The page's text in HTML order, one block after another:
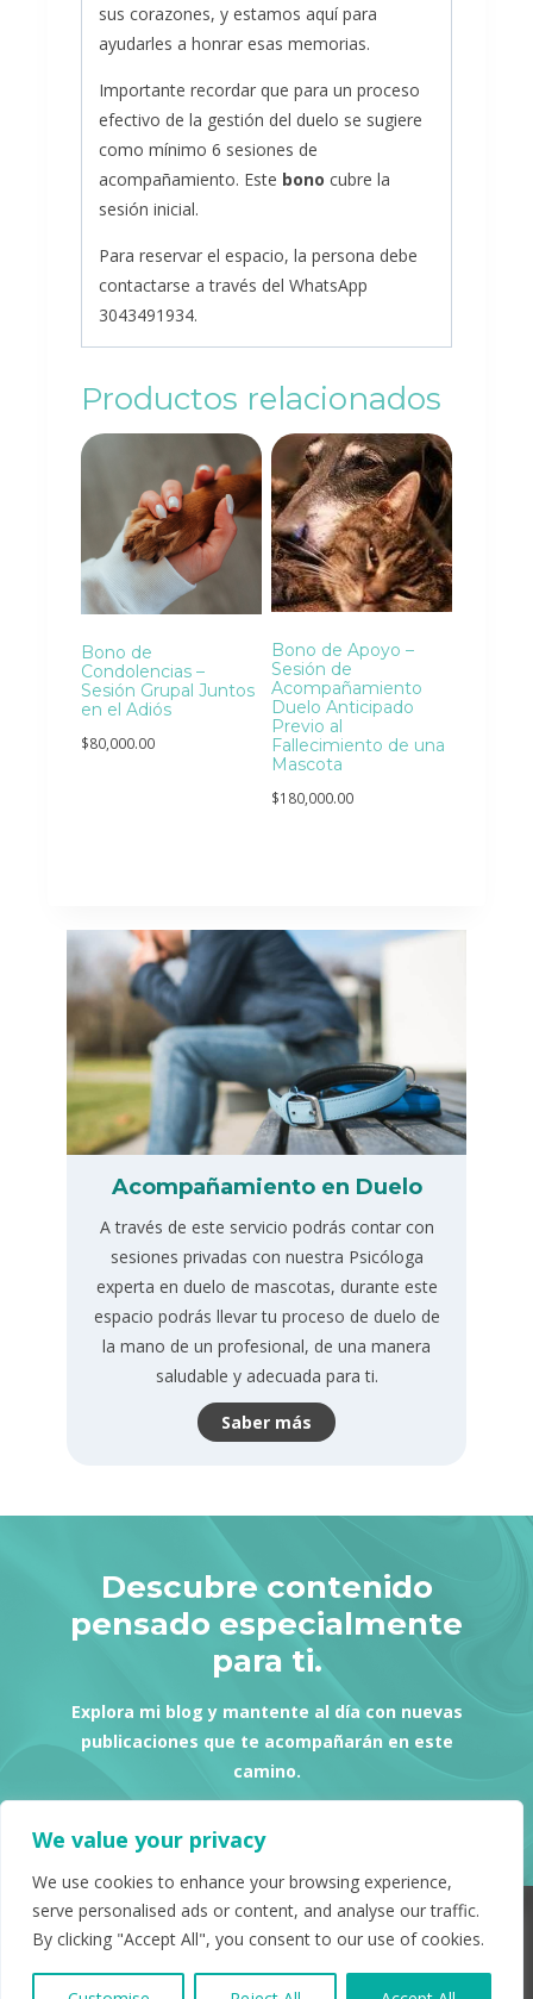
We value your privacy
We use cookies to enhance your browsing experience,
serve personalised ads or content, and analyse our traffic.
By clicking "Accept All", you consent to our use of cookies.
sus corazones, y estamos aquí para
ayudarles a honrar esas memorias.
Importante recordar que para un proceso
efectivo de la gestión del duelo se sugiere
como mínimo 6 sesiones de
acompañamiento. Este bono cubre la
sesión inicial.
Para reservar el espacio, la persona debe
contactarse a través del WhatsApp
3043491934.
Productos relacionados
Bono de
Condolencias –
Sesión Grupal Juntos
en el Adiós
$80,000.00
Bono de Apoyo –
Sesión de
Acompañamiento
Duelo Anticipado
Previo al
Fallecimiento de una
Mascota
$180,000.00
Acompañamiento en Duelo
A través de este servicio podrás contar con
sesiones privadas con nuestra Psicóloga
experta en duelo de mascotas, durante este
espacio podrás llevar tu proceso de duelo de
la mano de un profesional, de una manera
saludable y adecuada para ti.
Saber más
Descubre contenido
pensado especialmente
para ti.
Explora mi blog y mantente al día con nuevas
publicaciones que te acompañarán en este
camino.
Conéctate con nosotros
Copyright © 2026 Duelo Animal Co. Todos los derechos